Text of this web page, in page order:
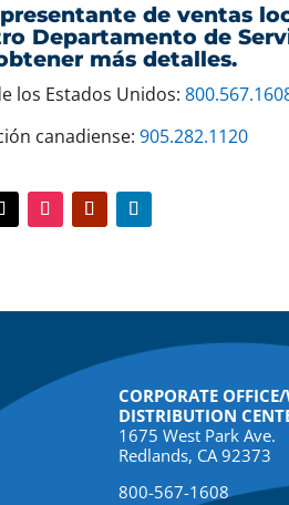
de ventas
Departamento de
más detalles.
los Estados Unidos:
canadiense: 905.282.1120
CORPORATE
DISTRIBUTION
1675 West Park Ave.
Redlands, CA 92373
800-567-1608